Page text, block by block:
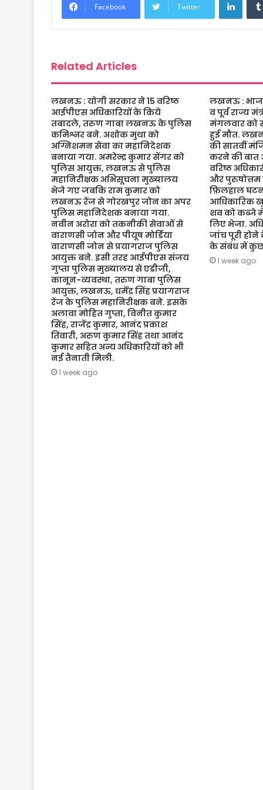
b
o
e
s
A
g
Facebook Twitter
Related Articles
लखनऊ : योगी सरकार ने 15 वरिष्ठ
आईपीएस अधिकारियों के किये
तबादले, तरुण गाबा लखनऊ के पुलिस
कमिश्नर बने. अशोक मुथा को
अग्निशमन सेवा का महानिदेशक
बनाया गया. अमरेन्द्र कुमार सेंगर को
पुलिस आयुक्त, लखनऊ से पुलिस
महानिरीक्षक अभिसूचना मुख्यालय
भेजे गए जबकि राम कुमार को
लखनऊ रेंज से गोरखपुर जोन का अपर
पुलिस महानिदेशक बनाया गया.
नवीन अरोरा को तकनीकी सेवाओं से
वाराणसी जोन और पीयूष मोर्डिया
वाराणसी जोन से प्रयागराज पुलिस
आयुक्त बने. इसी तरह आईपीएस संजय
गुप्ता पुलिस मुख्यालय से एडीजी,
कानून-व्यवस्था, तरुण गाबा पुलिस
आयुक्त, लखनऊ, धर्मेंद्र सिंह प्रयागराज
रेंज के पुलिस महानिरीक्षक बने. इसके
अलावा मोहित गुप्ता, विनीत कुमार
सिंह, राजेंद्र कुमार, आनंद प्रकाश
तिवारी, अरुण कुमार सिंह तथा आनंद
कुमार सहित अन्य अधिकारियों को भी
नई तैनाती मिली.
1 week ago
लखनऊ :
व पूर्व राज्य
मंगलवार को
हुई मौत.
की सातवीं
करने की
वरिष्ठ
और
फ़िलहाल
आधिकारिक
शव को कब्जे
लिए भेजा.
जांच पूरी होने
के संबंध में कुछ
1 week ago